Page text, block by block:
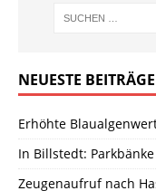
NEUESTE BEITRÄGE
Erhöhte
In Billstedt:
Zeugenaufruf nach